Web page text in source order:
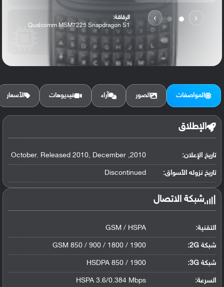
‹
›
الرقاقة:
Qualcomm MSM7225 Snapdragon S1
الرام / التخزين:
المواصفات الصور آراء فيديوهات الأسعار
الإطلاق
تاريخ الإعلان: 2010, October. Released 2010, December
تاريخ نزوله الأسواق: Discontinued
شبكة الاتصال
التقنية: GSM / HSPA
شبكة 2G: GSM 850 / 900 / 1800 / 1900
شبكة 3G :
HSDPA 850 / 1900
السرعة: HSPA 3.6/0.384 Mbps